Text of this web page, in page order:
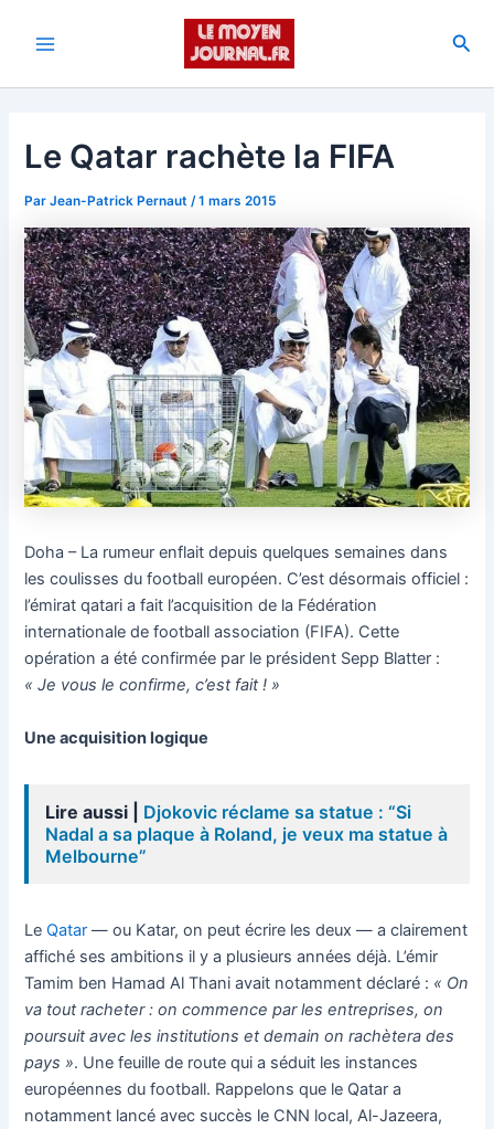
Le Qatar rachète la FIFA
ParJean-Patrick Pernaut /1 mars 2015
Doha – La rumeur enflait depuis quelques semaines dans
les coulisses du football européen. C’est désormais officiel :
l’émirat qatari a fait l’acquisition de la Fédération
internationale de football association (FIFA). Cette
opération a été confirmée par le président Sepp Blatter :
« Je vous le confirme, c’est fait ! »
Une acquisition logique
Lire aussi | Djokovic réclame sa statue : “Si
Nadal a sa plaque à Roland, je veux ma statue à
Melbourne”
LeQatar — ou Katar, on peut écrire les deux — a clairement
affiché ses ambitions il y a plusieurs années déjà. L’émir
Tamim ben Hamad Al Thani avait notamment déclaré : « On
va tout racheter : on commence par les entreprises, on
poursuit avec les institutions et demain on rachètera des
pays ». Une feuille de route qui a séduit les instances
européennes du football. Rappelons que le Qatar a
notamment lancé avec succès le CNN local, Al-Jazeera,